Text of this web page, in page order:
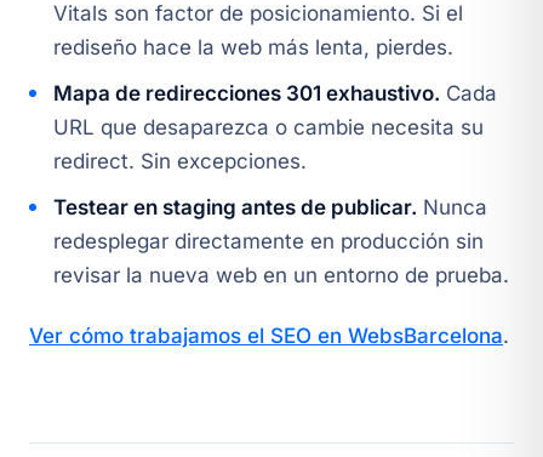
Vitals son factor de posicionamiento. Si el
rediseño hace la web más lenta, pierdes.
Mapa de redirecciones 301 exhaustivo. Cada
URL que desaparezca o cambie necesita su
redirect. Sin excepciones.
Testear en staging antes de publicar. Nunca
redesplegar directamente en producción sin
revisar la nueva web en un entorno de prueba.
Ver cómo trabajamos el SEO en WebsBarcelona.